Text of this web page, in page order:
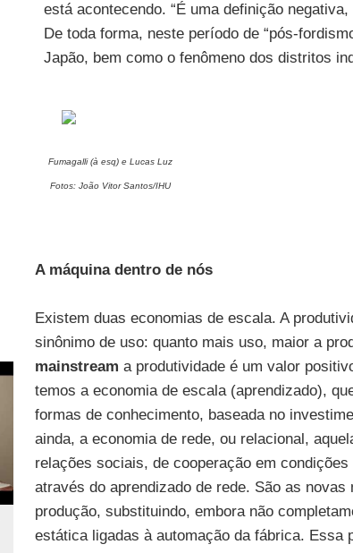
está acontecendo. “É uma definição
De toda forma, neste período de “pós-
Japão, bem como o fenômeno dos distritos
Fumagalli (à esq) e Lucas Luz
Fotos: João Vitor Santos/IHU
A máquina dentro de nós
Existem duas economias de escala. A
sinônimo de uso: quanto mais uso, maior a
mainstream a produtividade é um valor
temos a economia de escala (aprendizado),
formas de conhecimento, baseada no
ainda, a economia de rede, ou relacional,
relações sociais, de cooperação em
através do aprendizado de rede. São as
produção, substituindo, embora não
estática ligadas à automação da fábrica. Essa